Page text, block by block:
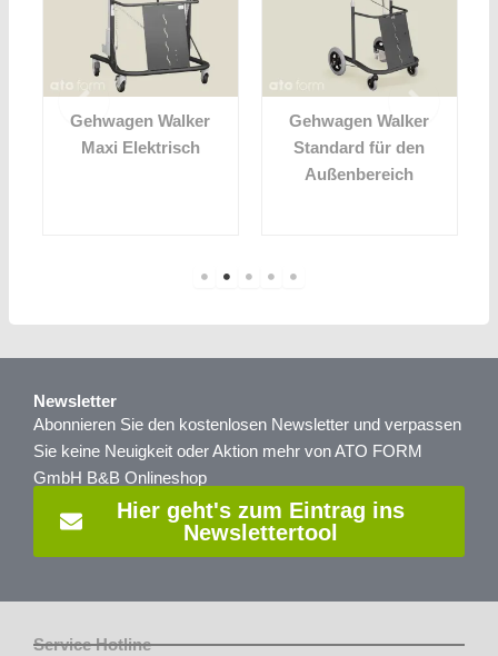
Gehwagen Walker
Maxi Elektrisch
Gehwagen Walker
Standard für den
Außenbereich
Newsletter
Abonnieren Sie den kostenlosen Newsletter und verpassen
Sie keine Neuigkeit oder Aktion mehr von ATO FORM
GmbH B&B Onlineshop
Hier geht's zum Eintrag ins
Newslettertool
Service Hotline